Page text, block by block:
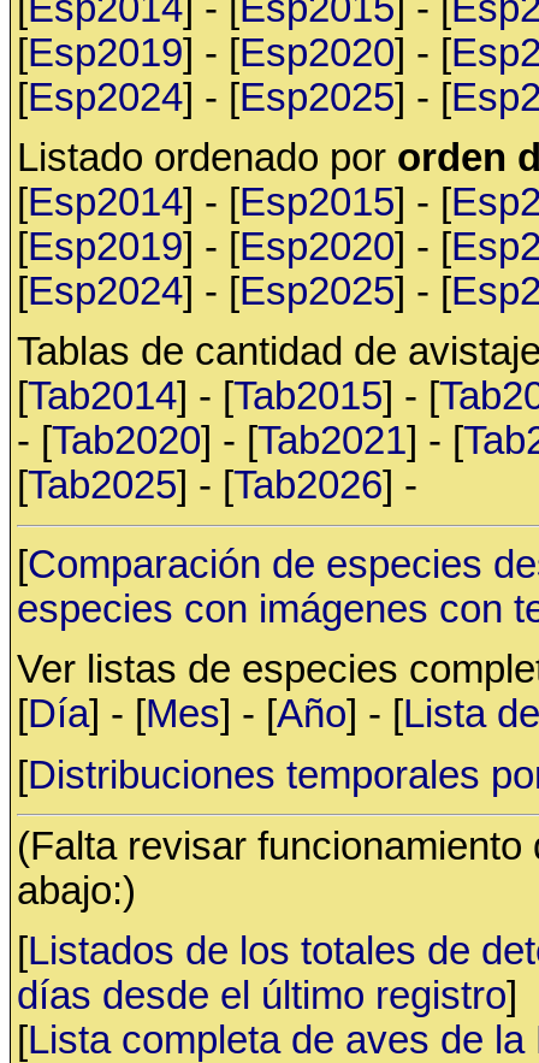
[Esp2019] - [Esp2020] - [
[Esp2024] - [Esp2025] - [
Listado ordenado por orden
[Esp2014] - [Esp2015] - [
[Esp2019] - [Esp2020] - [
[Esp2024] - [Esp2025] - [
Tablas de cantidad de
[Tab2014] - [Tab2015] - [
- [Tab2020] - [Tab2021] - [
[Tab2025] - [Tab2026] -
[Comparación de especies
especies con imágenes con
Ver listas de especies
[Día] - [Mes] - [Año] - [Lista
[Distribuciones temporales
(Falta revisar
abajo:)
[Listados de los totales de
días desde el último registro]
[Lista completa de aves de